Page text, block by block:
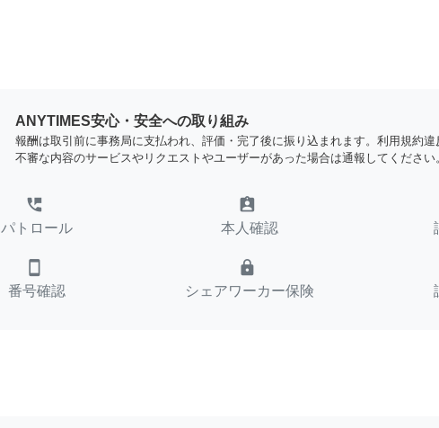
ANYTIMES安心・安全への取り組み
報酬は取引前に事務局に支払われ、評価・完了後に振り込まれます。利用規約違
不審な内容のサービスやリクエストやユーザーがあった場合は通報してください
perm_phone_msg
パトロール
assignment_ind
本人確認
smartphone
番号確認
lock
シェアワーカー保険